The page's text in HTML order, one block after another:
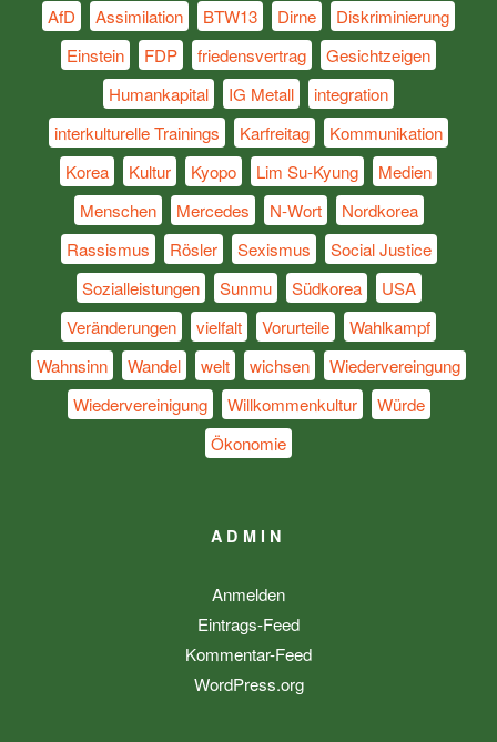
AfD Assimilation BTW13 Dirne
Diskriminierung
Einstein
FDP friedensvertrag
Gesichtzeigen
Humankapital
IG Metall
integration
interkulturelle Trainings
Karfreitag
Kommunikation
Korea
Kultur Kyopo Lim Su-Kyung
Medien
Menschen
Mercedes N-Wort
Nordkorea
Rassismus
Rösler Sexismus
Social Justice
Sozialleistungen
Sunmu Südkorea
USA
Veränderungen
vielfalt Vorurteile
Wahlkampf
Wahnsinn
Wandel welt wichsen
Wiedervereingung
Wiedervereinigung
Willkommenkultur
Würde
Ökonomie
ADMIN
Anmelden
Eintrags-Feed
Kommentar-Feed
WordPress.org